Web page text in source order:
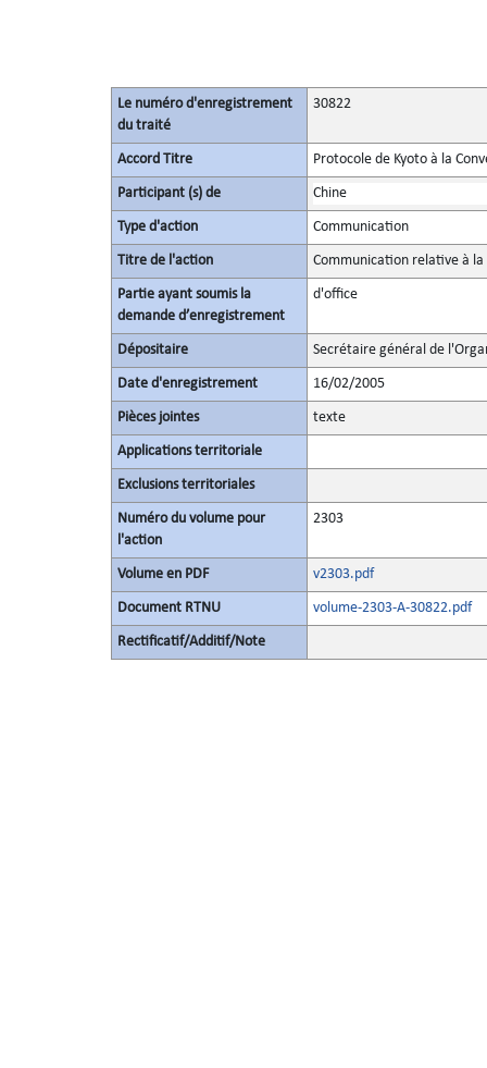
Le numéro d'enregistrement
du traité
30822
Accord Titre Protocole de Kyoto à la
Participant (s) de Chine
Type d'action Communication
Titre de l'action Communication relative à
Partie ayant soumis la
demande d’enregistrement
d'office
Dépositaire Secrétaire général de
Date d'enregistrement 16/02/2005
Pièces jointes texte
Applications territoriale
Exclusions territoriales
Numéro du volume pour
l'action
2303
Volume en PDF v2303.pdf
Document RTNU volume-2303-A-30822.pdf
Rectificatif/Additif/Note